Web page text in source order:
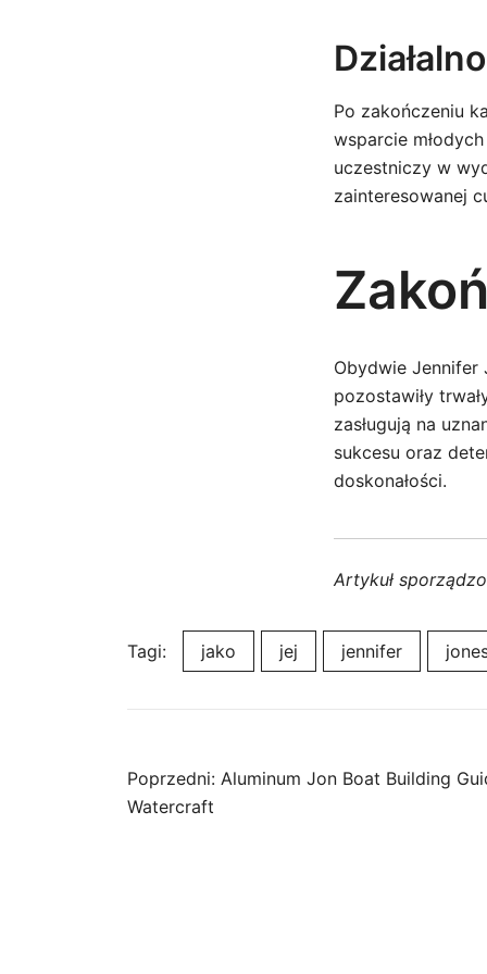
Po zakończeniu
wsparcie
uczestniczy w
zainteresowanej
Obydwie
pozostawiły
zasługują na
sukcesu oraz
doskonałości.
Artykuł
Tagi: jako jej jennifer
Nawigacja
Poprzedni: Aluminum Jon Boat Building
Watercraft